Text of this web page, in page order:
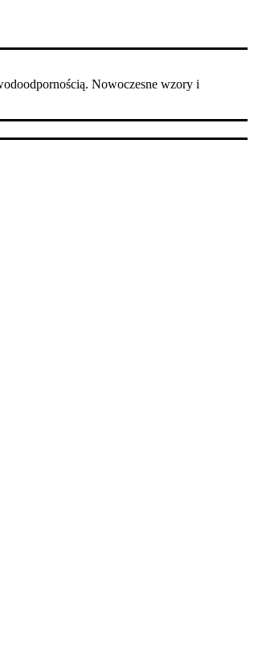
Nowoczesne wzory i